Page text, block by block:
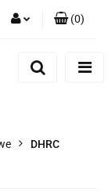
(0)
DHRC